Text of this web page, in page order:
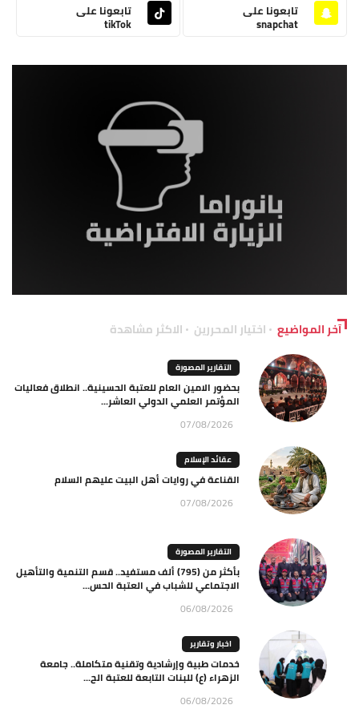
تابعونا على
snapchat
تابعونا على
tikTok
آخر المواضيع اختيار المحررين الاكثر مشاهدة
التقارير المصورة
بحضور الامين العام للعتبة الحسينية.. انطلاق فعاليات
المؤتمر العلمي الدولي العاشر...
07/08/2026
عقائد الإسلام
القناعة في روايات أهل البيت عليهم السلام
07/08/2026
التقارير المصورة
بأكثر من (795) ألف مستفيد.. قسم التنمية والتأهيل
الاجتماعي للشباب في العتبة الحس...
06/08/2026
اخبار وتقارير
خدمات طبية وإرشادية وتقنية متكاملة.. جامعة
الزهراء (ع) للبنات التابعة للعتبة الح...
06/08/2026